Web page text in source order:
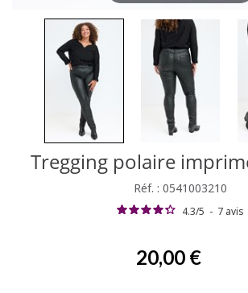
Tregging polaire
Réf. : 0541003210
4.3/5 - 7 avis
20,00 €